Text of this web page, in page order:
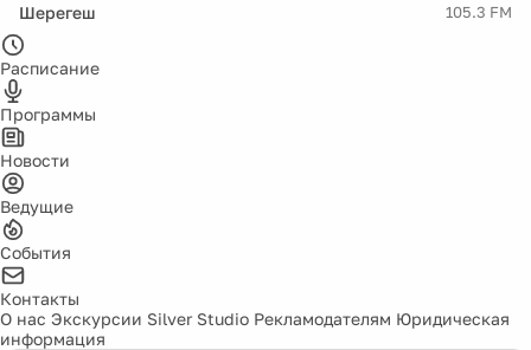
Шерегеш 105.3 FM
Расписание
Программы
Новости
Ведущие
События
Контакты
О нас Экскурсии Silver Studio Рекламодателям Юридическая
информация